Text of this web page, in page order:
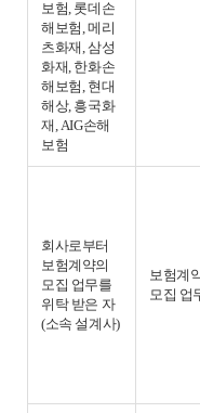
보험, 롯데손
해보험, 메리
츠화재, 삼성
화재, 한화손
해보험, 현대
해상, 흥국화
재, AIG손해
보험
회사로부터
보험계약의
모집 업무를
위탁 받은 자
(소속 설계사)
보험계
모집 업